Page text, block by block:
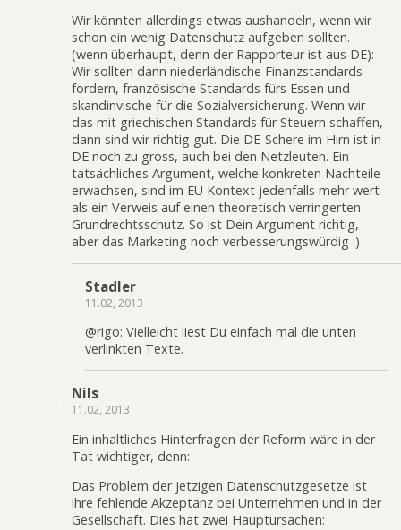
Wir könnten allerdings etwas aushandeln, wenn wir
schon ein wenig Datenschutz aufgeben sollten.
(wenn überhaupt, denn der Rapporteur ist aus DE):
Wir sollten dann niederländische Finanzstandards
fordern, französische Standards fürs Essen und
skandinvische für die Sozialversicherung. Wenn wir
das mit griechischen Standards für Steuern schaffen,
dann sind wir richtig gut. Die DE-Schere im Hirn ist in
DE noch zu gross, auch bei den Netzleuten. Ein
tatsächliches Argument, welche konkreten Nachteile
erwachsen, sind im EU Kontext jedenfalls mehr wert
als ein Verweis auf einen theoretisch verringerten
Grundrechtsschutz. So ist Dein Argument richtig,
aber das Marketing noch verbesserungswürdig :)
Stadler
11.02, 2013
@rigo: Vielleicht liest Du einfach mal die unten
verlinkten Texte.
Nils
11.02, 2013
Ein inhaltliches Hinterfragen der Reform wäre in der
Tat wichtiger, denn:
Das Problem der jetzigen Datenschutzgesetze ist
ihre fehlende Akzeptanz bei Unternehmen und in der
Gesellschaft. Dies hat zwei Hauptursachen: